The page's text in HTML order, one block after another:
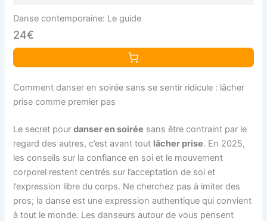
Danse contemporaine: Le guide
24€
Comment danser en soirée sans se sentir ridicule : lâcher
prise comme premier pas
Le secret pourdanser en soirée sans être contraint par le
regard des autres, c’est avant tout lâcher prise. En 2025,
les conseils sur la confiance en soi et le mouvement
corporel restent centrés sur l’acceptation de soi et
l’expression libre du corps. Ne cherchez pas à imiter des
pros; la danse est une expression authentique qui convient
à tout le monde. Les danseurs autour de vous pensent